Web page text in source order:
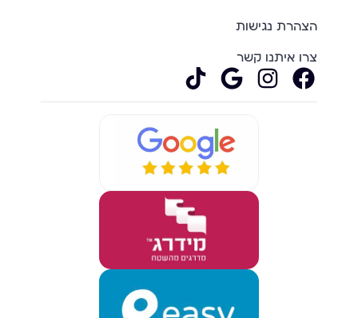
הצהרת נגישות
צרו איתנו קשר